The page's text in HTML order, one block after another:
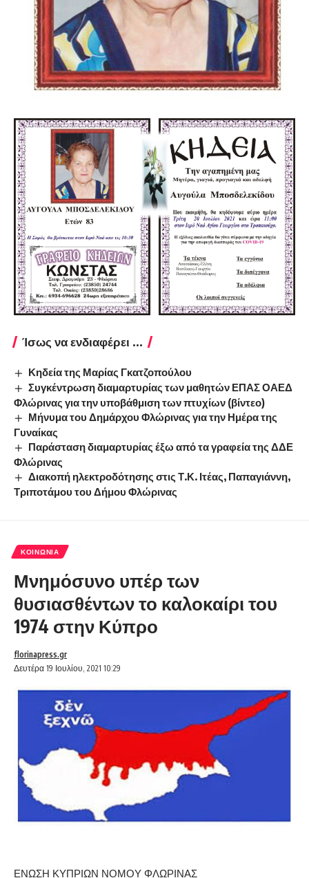
Ίσως να ενδιαφέρει ...
Κηδεία της Μαρίας Γκατζοπούλου
Συγκέντρωση διαμαρτυρίας των μαθητών ΕΠΑΣ ΟΑΕΔ
Φλώρινας για την υποβάθμιση των πτυχίων (βίντεο)
Μήνυμα του Δημάρχου Φλώρινας για την Ημέρα της
Γυναίκας
Παράσταση διαμαρτυρίας έξω από τα γραφεία της ΔΔΕ
Φλώρινας
Διακοπή ηλεκτροδότησης στις Τ.Κ. Ιτέας, Παπαγιάννη,
Τριποτάμου του Δήμου Φλώρινας
ΚΟΙΝΩΝΊΑ
Μνημόσυνο υπέρ των
θυσιασθέντων το καλοκαίρι του
1974 στην Κύπρο
Δευτέρα 19 Ιουλίου, 2021 10:29
florinapress.gr
ΕΝΩΣΗ ΚΥΠΡΙΩΝ ΝΟΜΟΥ ΦΛΩΡΙΝΑΣ